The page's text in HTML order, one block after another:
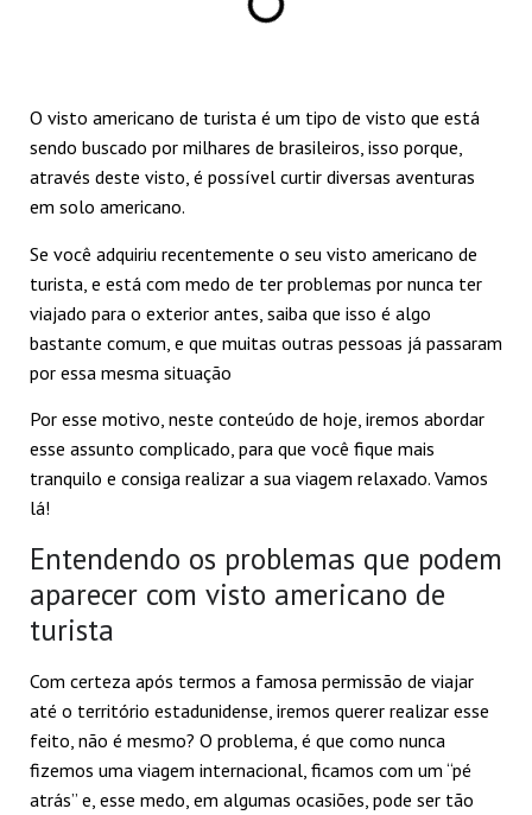
O visto americano de turista é um tipo de visto que está
sendo buscado por milhares de brasileiros, isso porque,
através deste visto, é possível curtir diversas aventuras
em solo americano.
Se você adquiriu recentemente o seu visto americano de
turista, e está com medo de ter problemas por nunca ter
viajado para o exterior antes, saiba que isso é algo
bastante comum, e que muitas outras pessoas já passaram
por essa mesma situação
Por esse motivo, neste conteúdo de hoje, iremos abordar
esse assunto complicado, para que você fique mais
tranquilo e consiga realizar a sua viagem relaxado. Vamos
lá!
Entendendo os problemas que podem
aparecer com visto americano de
turista
Com certeza após termos a famosa permissão de viajar
até o território estadunidense, iremos querer realizar esse
feito, não é mesmo? O problema, é que como nunca
fizemos uma viagem internacional, ficamos com um “pé
atrás” e, esse medo, em algumas ocasiões, pode ser tão